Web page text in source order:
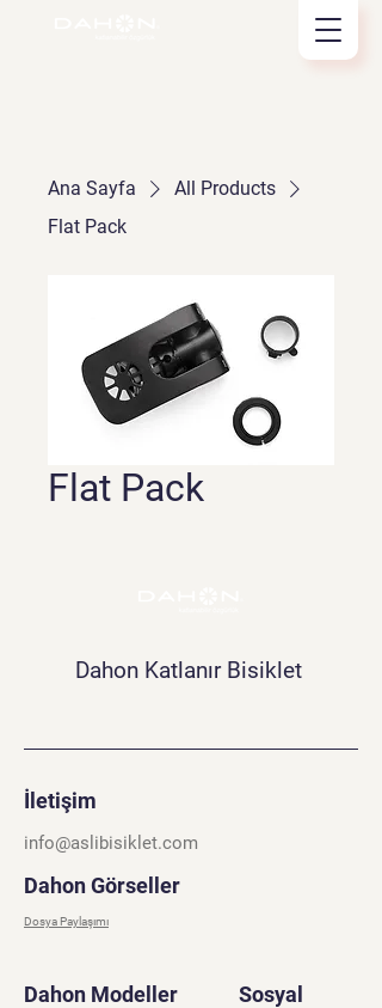
Ana Sayfa
All Products
Flat Pack
Flat Pack
Dahon Katlanır Bisiklet
İletişim
info@aslibisiklet.com
Dahon Görseller
Dosya Paylaşımı
Dahon Modeller Sosyal